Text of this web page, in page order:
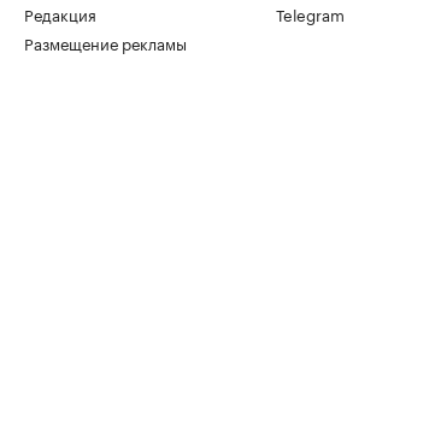
Редакция
Размещение рекламы
Telegram